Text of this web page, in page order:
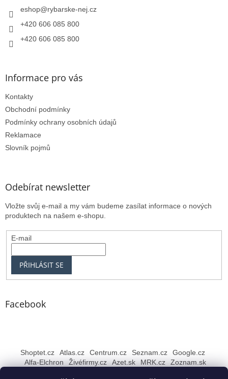
eshop@rybarske-nej.cz
+420 606 085 800
+420 606 085 800
Informace pro vás
Kontakty
Obchodní podmínky
Podmínky ochrany osobních údajů
Reklamace
Slovník pojmů
Odebírat newsletter
Vložte svůj e-mail a my vám budeme zasílat informace o nových
produktech na našem e-shopu.
E-mail
PŘIHLÁSIT SE
Facebook
Shoptet.cz Atlas.cz Centrum.cz Seznam.cz
Google.cz
Alfa-Elchron
Živéfirmy.cz Azet.sk MRK.cz Zoznam.sk